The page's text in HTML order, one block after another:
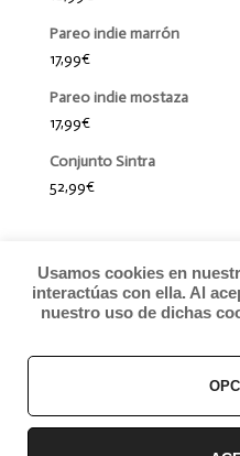
Pareo indie marrón
17,99€
Pareo indie mostaza
17,99€
Conjunto Sintra
52,99€
© 2019 by
Términos y Condiciones
Usamos cookies en
interactúas con ella. Al
nuestro uso de dichas